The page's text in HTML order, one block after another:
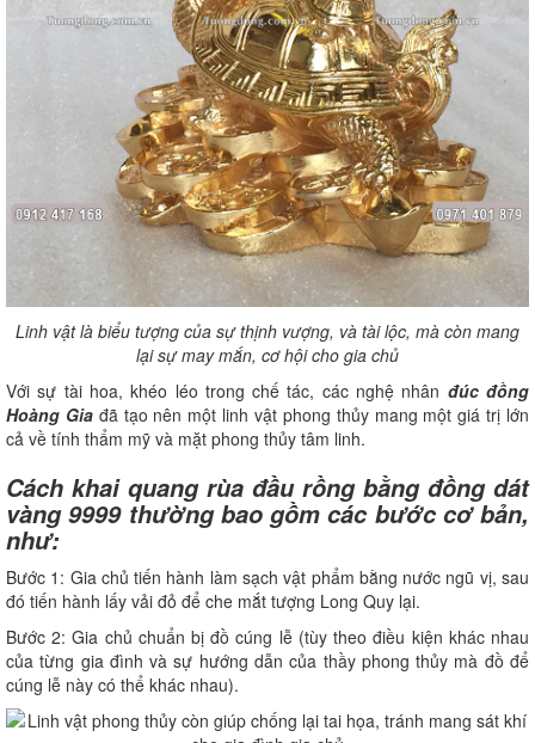
Linh vật là biểu tượng của sự thịnh vượng, và tài lộc, mà còn mang
lại sự may mắn, cơ hội cho gia chủ
Với sự tài hoa, khéo léo trong chế tác, các nghệ nhân đúc đồng
Hoàng Giađã tạo nên một linh vật phong thủy mang một giá trị lớn
cả về tính thẩm mỹ và mặt phong thủy tâm linh.
Cách khai quang rùa đầu rồng bằng đồng dát
vàng 9999 thường bao gồm các bước cơ bản,
như:
Bước 1: Gia chủ tiến hành làm sạch vật phẩm bằng nước ngũ vị, sau
đó tiến hành lấy vải đỏ để che mắt tượng Long Quy lại.
Bước 2: Gia chủ chuẩn bị đồ cúng lễ (tùy theo điều kiện khác nhau
của từng gia đình và sự hướng dẫn của thầy phong thủy mà đồ để
cúng lễ này có thể khác nhau).